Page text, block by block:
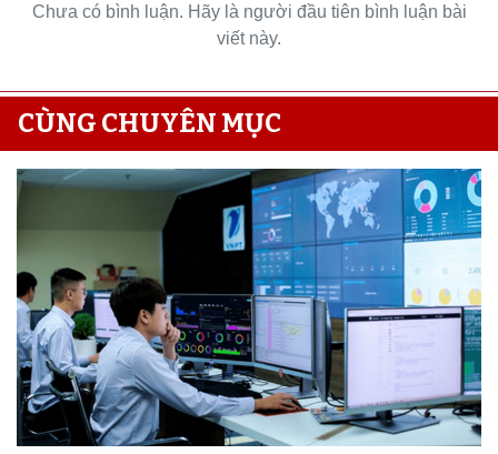
Chưa có bình luận. Hãy là người đầu tiên bình luận bài
viết này.
CÙNG CHUYÊN MỤC